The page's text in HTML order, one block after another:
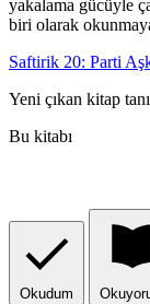
yakalama gücüyle
biri olarak
Saftirik 20: Parti
Yeni çıkan kitap
Bu kitabı
Okudum